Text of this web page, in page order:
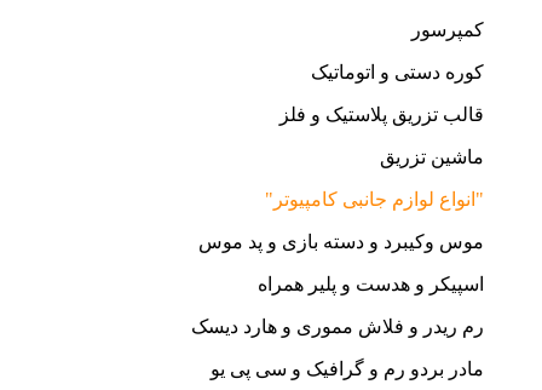
کمپرسور
کوره دستی و اتوماتیک
قالب تزریق پلاستیک و فلز
ماشین تزریق
"انواع لوازم جانبی کامپیوتر"
موس وکیبرد و دسته بازی و پد موس
اسپیکر و هدست و پلیر همراه
رم ریدر و فلاش مموری و هارد دیسک
مادر بردو رم و گرافیک و سی پی یو